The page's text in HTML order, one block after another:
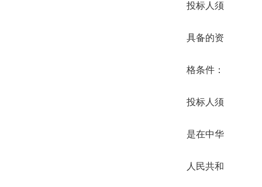
投标人须
具备的资
格条件：
投标人须
是在中华
人民共和